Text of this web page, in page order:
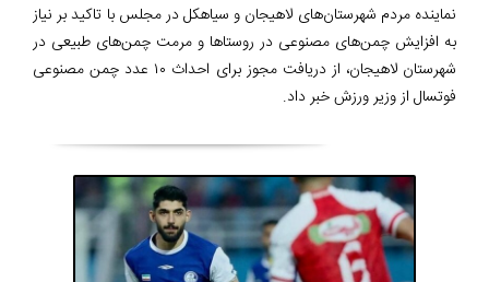
نماینده مردم شهرستان‌های لاهیجان و سیاهکل در مجلس با تاکید بر نیاز
به افزایش چمن‌های مصنوعی در روستاها و مرمت چمن‌های طبیعی در
شهرستان لاهیجان، از دریافت مجوز برای احداث ۱۰ عدد چمن مصنوعی
فوتسال از وزیر ورزش خبر داد.